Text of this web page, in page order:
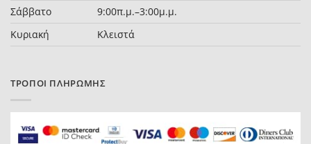
Σάββατο
9:00π.μ.–3:00μ.μ.
Κυριακή
Κλειστά
ΤΡΌΠΟΙ ΠΛΗΡΩΜΉΣ